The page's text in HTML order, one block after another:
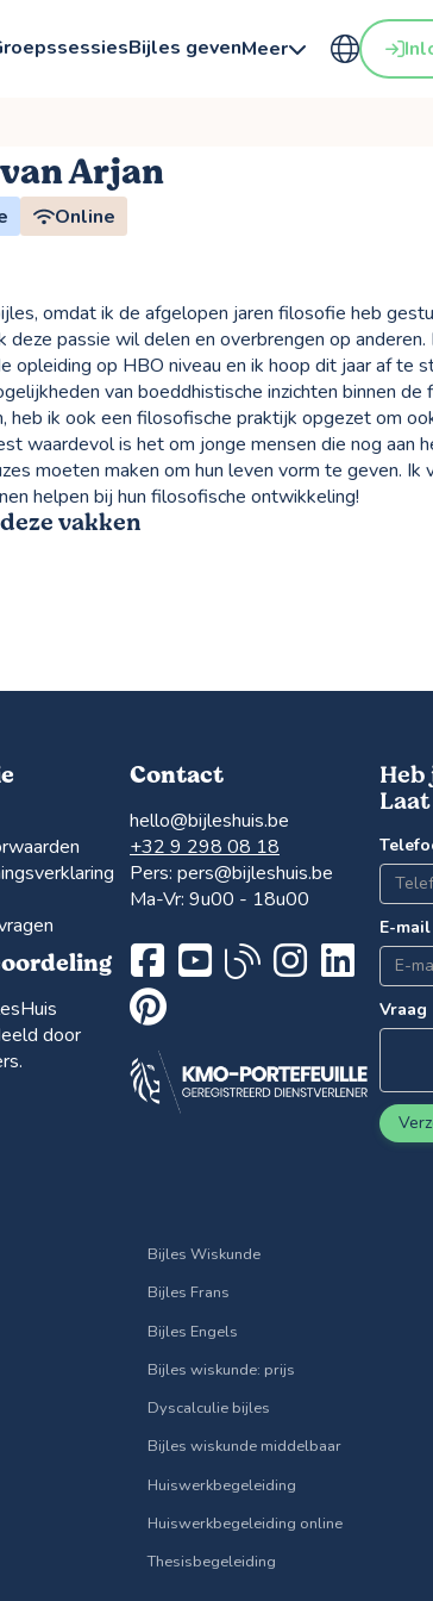
Bijles gevenMeer
Arjan
Online
omdat ik de afgelopen jaren filosofie heb
deze passie wil delen en overbrengen op
opleiding op HBO niveau en ik hoop dit jaar af te
van boeddhistische inzichten binnen
heb ik ook een filosofische praktijk opgezet om
waardevol is het om jonge mensen die nog aan
moeten maken om hun leven vorm te geven.
helpen bij hun filosofische ontwikkeling!
vakken
door
Contact
hello@bijleshuis.be
+32 9 298 08 18
Pers: pers@bijleshuis.be
Ma-Vr: 9u00 - 18u00
Heb
E-mail
Vraag
Bijles Wiskunde
Bijles Frans
Bijles Engels
Bijles wiskunde: prijs
Dyscalculie bijles
Bijles wiskunde middelbaar
Huiswerkbegeleiding
Huiswerkbegeleiding online
Thesisbegeleiding